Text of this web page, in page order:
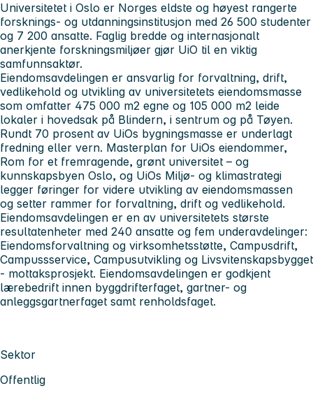
Universitetet i Oslo er Norges eldste og høyest rangerte
forsknings- og utdanningsinstitusjon med 26 500 studenter
og 7 200 ansatte. Faglig bredde og internasjonalt
anerkjente forskningsmiljøer gjør UiO til en viktig
samfunnsaktør.
Eiendomsavdelingen er ansvarlig for forvaltning, drift,
vedlikehold og utvikling av universitetets eiendomsmasse
som omfatter 475 000 m2 egne og 105 000 m2 leide
lokaler i hovedsak på Blindern, i sentrum og på Tøyen.
Rundt 70 prosent av UiOs bygningsmasse er underlagt
fredning eller vern. Masterplan for UiOs eiendommer,
Rom for et fremragende, grønt universitet – og
kunnskapsbyen Oslo, og UiOs Miljø- og klimastrategi
legger føringer for videre utvikling av eiendomsmassen
og setter rammer for forvaltning, drift og vedlikehold.
Eiendomsavdelingen er en av universitetets største
resultatenheter med 240 ansatte og fem underavdelinger:
Eiendomsforvaltning og virksomhetsstøtte, Campusdrift,
Campussservice, Campusutvikling og Livsvitenskapsbygget
- mottaksprosjekt. Eiendomsavdelingen er godkjent
lærebedrift innen byggdrifterfaget, gartner- og
anleggsgartnerfaget samt renholdsfaget.
Sektor
Offentlig